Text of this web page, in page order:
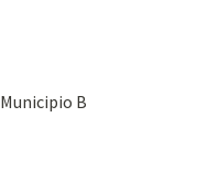
Municipio B